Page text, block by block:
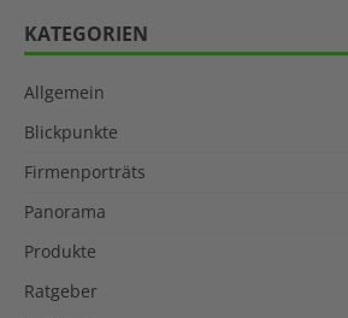
KATEGORIEN
Allgemein
Blickpunkte
Firmenporträts
Panorama
Produkte
Ratgeber